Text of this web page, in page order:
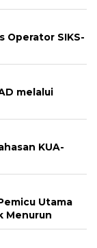
Operator SIKS-
melalui
KUA-
Utama
Menurun